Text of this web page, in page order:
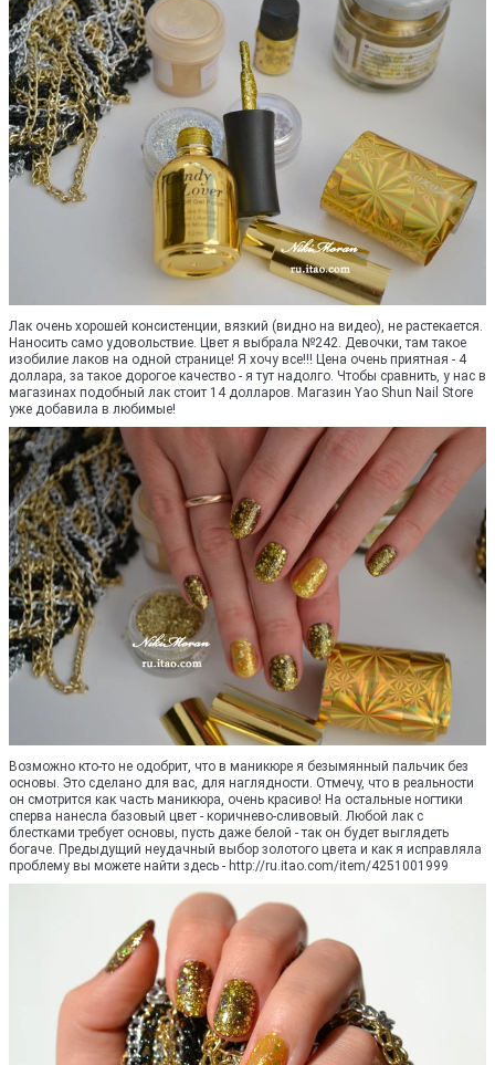
Лак очень хорошей консистенции, вязкий (видно на видео), не растекается.
Наносить само удовольствие. Цвет я выбрала №242. Девочки, там такое
изобилие лаков на одной странице! Я хочу все!!! Цена очень приятная - 4
доллара, за такое дорогое качество - я тут надолго. Чтобы сравнить, у нас в
магазинах подобный лак стоит 14 долларов. Магазин Yao Shun Nail Store
уже добавила в любимые!
Возможно кто-то не одобрит, что в маникюре я безымянный пальчик без
основы. Это сделано для вас, для наглядности. Отмечу, что в реальности
он смотрится как часть маникюра, очень красиво! На остальные ногтики
сперва нанесла базовый цвет - коричнево-сливовый. Любой лак с
блестками требует основы, пусть даже белой - так он будет выглядеть
богаче. Предыдущий неудачный выбор золотого цвета и как я исправляла
проблему вы можете найти здесь - http://ru.itao.com/item/4251001999